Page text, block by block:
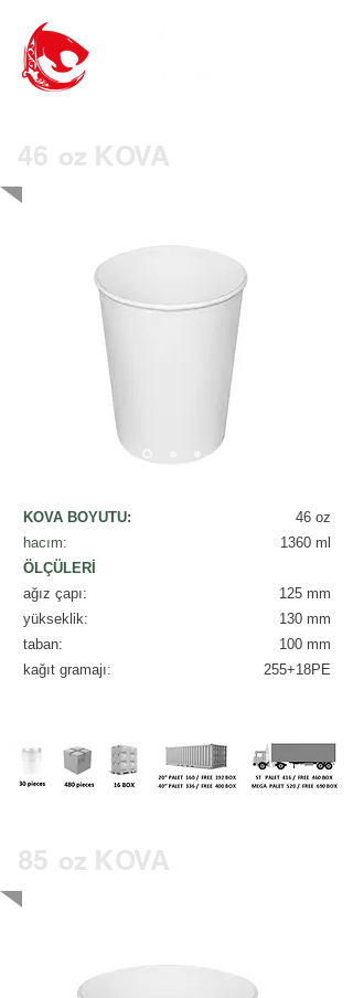
46 oz KOVA
KOVA BOYUTU:
hacım:
ÖLÇÜLERİ
ağız çapı:
yükseklik:
taban:
kağıt gramajı:
46 oz
1360 ml​
125 mm
130 mm
100 mm
255+18PE
85 oz KOVA